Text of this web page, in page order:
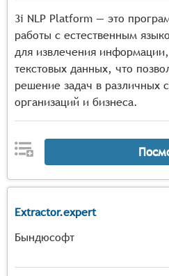
3i NLP Platform — это
работы с естественным
для извлечения
текстовых данных, что
решение задач в различных
организаций и бизнеса.
Extractor.expert
Бындюсофт